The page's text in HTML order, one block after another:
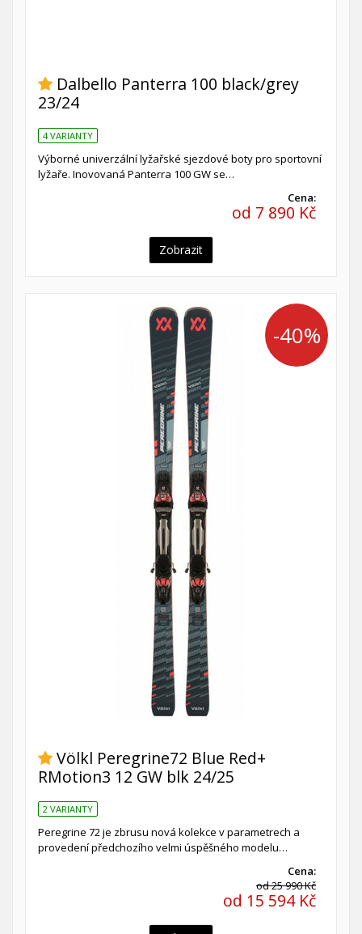
Dalbello Panterra 100 black/grey
23/24
4 VARIANTY
Výborné univerzální lyžařské sjezdové boty pro sportovní
lyžaře. Inovovaná Panterra 100 GW se…
Cena:
od 7 890 Kč
Zobrazit
-40%
Völkl Peregrine72 Blue Red+
RMotion3 12 GW blk 24/25
2 VARIANTY
Peregrine 72 je zbrusu nová kolekce v parametrech a
provedení předchozího velmi úspěšného modelu…
Cena:
od 25 990 Kč
od 15 594 Kč